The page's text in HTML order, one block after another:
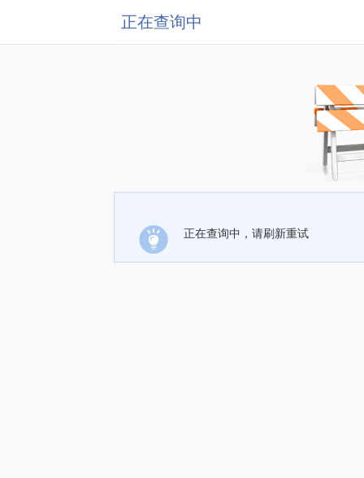
正在查询中
正在查询中，请刷新重试